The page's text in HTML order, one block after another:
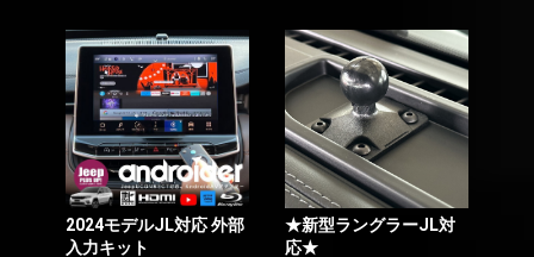
2024モデルJL対応 外部
入力キット
★新型ラングラーJL対
応★